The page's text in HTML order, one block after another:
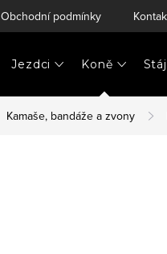
Obchodní podmínky
Jezdci Koně Stáj
Kamaše, bandáže a zvony